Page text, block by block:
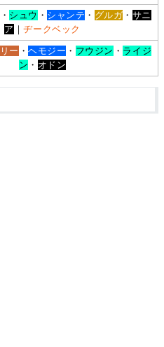
・ シュウ ・ シャンテ ・ グルガ ・ サニ
ア ｜ヂークベック
ー ・ヘモジー ・ フウジン ・ ライジ
ン ・ オドン